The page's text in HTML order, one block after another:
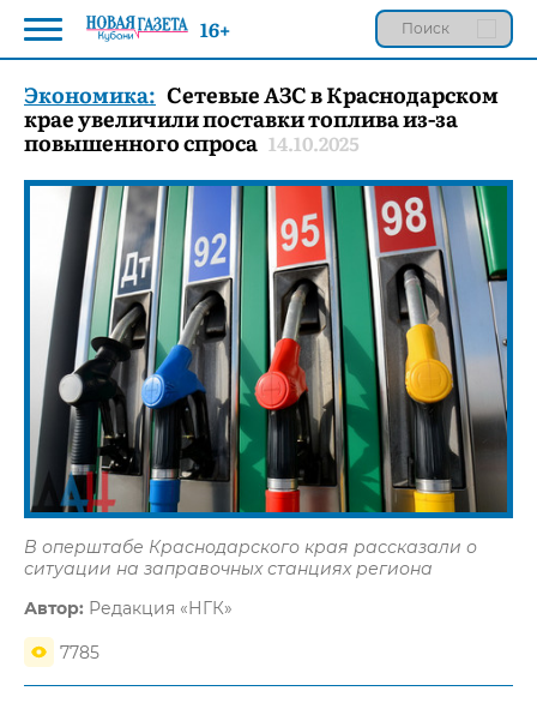
Экономика: Сетевые АЗС в Краснодарском
крае увеличили поставки топлива из-за
повышенного спроса 14.10.2025
В оперштабе Краснодарского края рассказали о
ситуации на заправочных станциях региона
Автор: Редакция «НГК»
7785
16+